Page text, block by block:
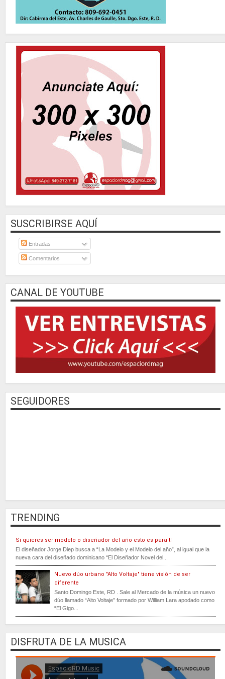
SUSCRIBIRSE AQUÍ
Entradas
Comentarios
CANAL DE YOUTUBE
SEGUIDORES
TRENDING
Si quieres ser modelo o diseñador del año esto es para tí
El diseñador Jorge Diep busca a “La Modelo y el Modelo del año”, al igual que la
nueva cara del diseñado dominicano “El Diseñador Novel del...
Nuevo dúo urbano "Alto Voltaje" tiene visión de ser
diferente
Santo Domingo Este, RD . Sale al Mercado de la música un nuevo
dúo llamado “Alto Voltaje” formado por William Lara apodado como
“El Gigo...
DISFRUTA DE LA MUSICA